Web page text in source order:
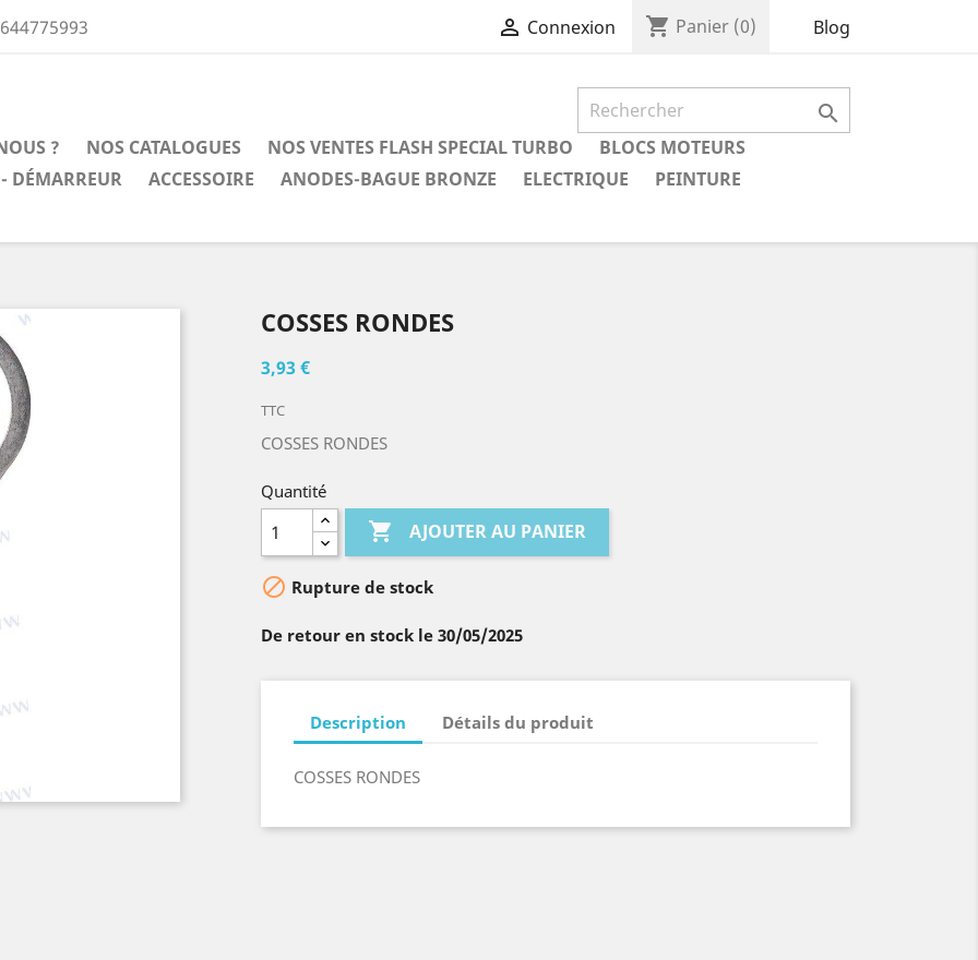
 Connexion shopping_cart Panier (0) Blog

? NOS CATALOGUES NOS VENTES FLASH SPECIAL TURBO
BLOCS MOTEURS
DÉMARREUR
ACCESSOIRE ANODES-BAGUE BRONZE ELECTRIQUE PEINTURE
COSSES RONDES
3,93 €
TTC
COSSES RONDES
Quantité
 AJOUTER AU PANIER
 Rupture de stock
De retour en stock le 30/05/2025
Description Détails du produit
COSSES RONDES